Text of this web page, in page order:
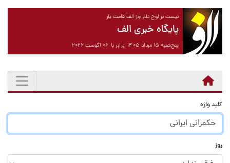
نیست بر لوح دلم جز الف قامت یار
پایگاه خبری الف
پنج‌شنبه ۱۵ مرداد ۱۴۰۵ برابر با ۰۶ آگوست ۲۰۲۶
کلید واژه
روز